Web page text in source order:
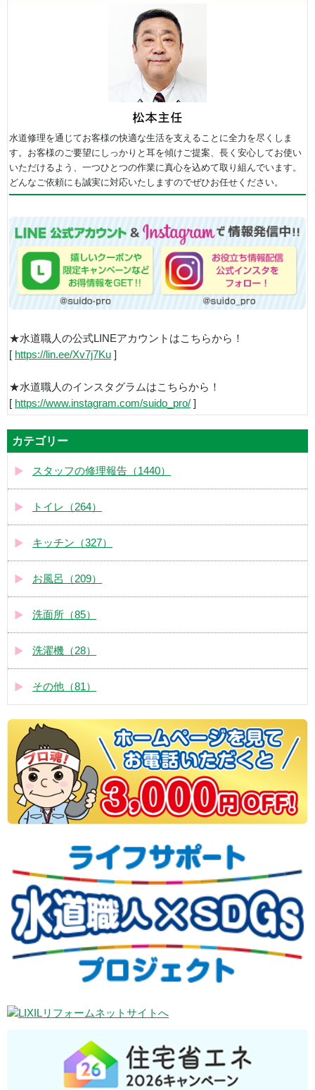
水道修理を通じてお客様の快適な生活を支えることに全力を尽くしま
す。お客様のご要望にしっかりと耳を傾けご提案、長く安心してお使い
いただけるよう、一つひとつの作業に真心を込めて取り組んでいます。
どんなご依頼にも誠実に対応いたしますのでぜひお任せください。
★水道職人の公式LINEアカウントはこちらから！
[ https://lin.ee/Xv7j7Ku ]
★水道職人のインスタグラムはこちらから！
[ https://www.instagram.com/suido_pro/ ]
カテゴリー
スタッフの修理報告（1440）
トイレ（264）
キッチン（327）
お風呂（209）
洗面所（85）
洗濯機（28）
その他（81）